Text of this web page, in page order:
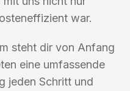
war.
steht dir von Anfang
eine umfassende
jeden Schritt und